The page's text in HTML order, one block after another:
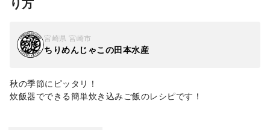
り方
宮崎県 宮崎市
ちりめんじゃこの田本水産
秋の季節にピッタリ！
炊飯器でできる簡単炊き込みご飯のレシピです！